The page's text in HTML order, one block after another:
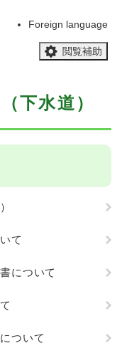
Foreign language
閲覧補助
下水道）
て
について
ついて